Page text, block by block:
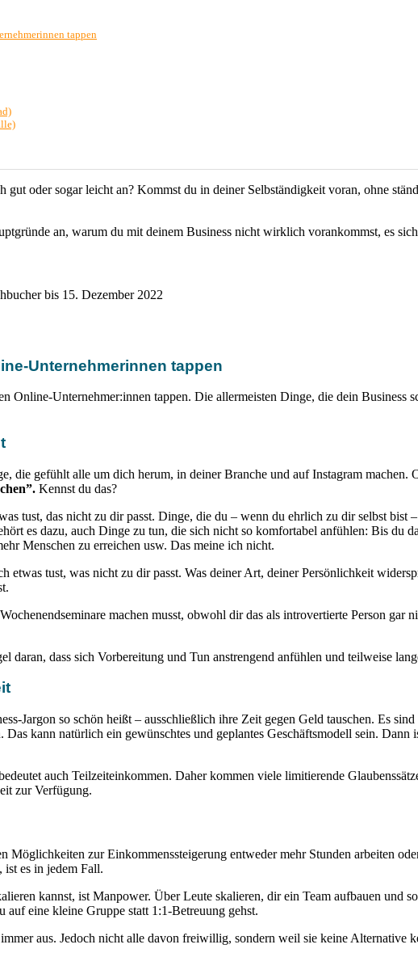
tappen
gut oder sogar leicht an? Kommst du in deiner Selbständigkeit voran, ohne
an, warum du mit deinem Business nicht wirklich vorankommst, es
bis 15. Dezember 2022
Unternehmerinnen tappen
Online-Unternehmer:innen tappen. Die allermeisten Dinge, die dein
die gefühlt alle um dich herum, in deiner Branche und auf Instagram machen.
Kennst du das?
tust, das nicht zu dir passt. Dinge, die du – wenn du ehrlich zu dir selbst bist
es dazu, auch Dinge zu tun, die sich nicht so komfortabel anfühlen: Bis du
Menschen zu erreichen usw. Das meine ich nicht.
etwas tust, was nicht zu dir passt. Was deiner Art, deiner Persönlichkeit
machen musst, obwohl dir das als introvertierte Person
daran, dass sich Vorbereitung und Tun anstrengend anfühlen und teilweise
Jargon so schön heißt – ausschließlich ihre Zeit gegen Geld tauschen. Es
Das kann natürlich ein gewünschtes und geplantes Geschäftsmodell sein.
auch Teilzeiteinkommen. Daher kommen viele limitierende
zur Verfügung.
Möglichkeiten zur Einkommenssteigerung entweder mehr Stunden arbeiten
ist es in jedem Fall.
kannst, ist Manpower. Über Leute skalieren, dir ein Team aufbauen und
eine kleine Gruppe statt 1:1-Betreuung gehst.
aus. Jedoch nicht alle davon freiwillig, sondern weil sie keine Alternative